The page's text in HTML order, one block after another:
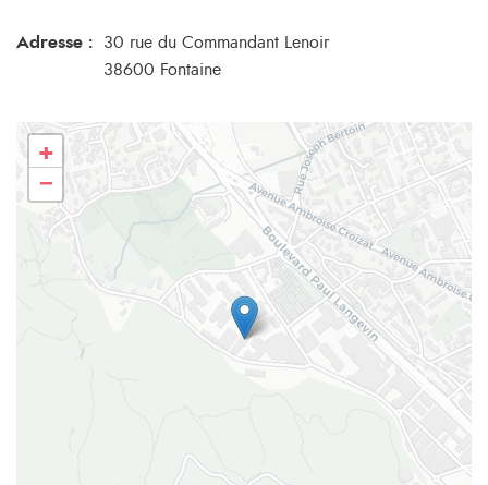
Adresse :
30 rue du Commandant Lenoir
38600 Fontaine
+
−